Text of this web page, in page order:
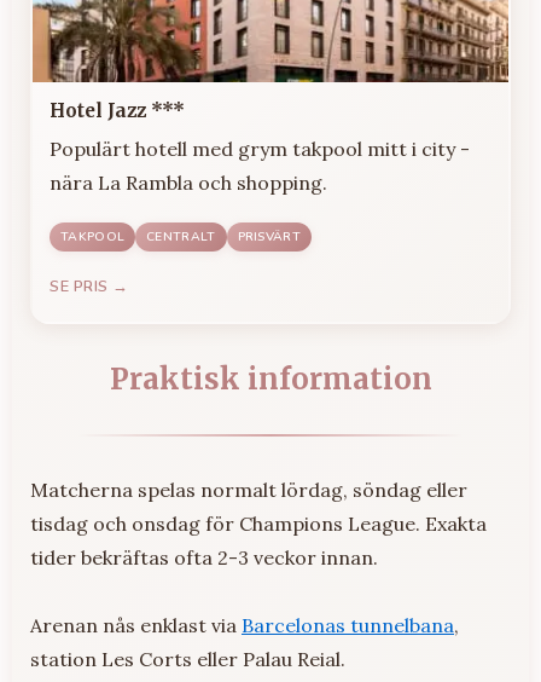
Hotel Jazz ***
Populärt hotell med grym takpool mitt i city -
nära La Rambla och shopping.
TAKPOOL CENTRALT PRISVÄRT
SE PRIS →
Praktisk information
Matcherna spelas normalt lördag, söndag eller
tisdag och onsdag för Champions League. Exakta
tider bekräftas ofta 2-3 veckor innan.
Arenan nås enklast via Barcelonas tunnelbana,
station Les Corts eller Palau Reial.